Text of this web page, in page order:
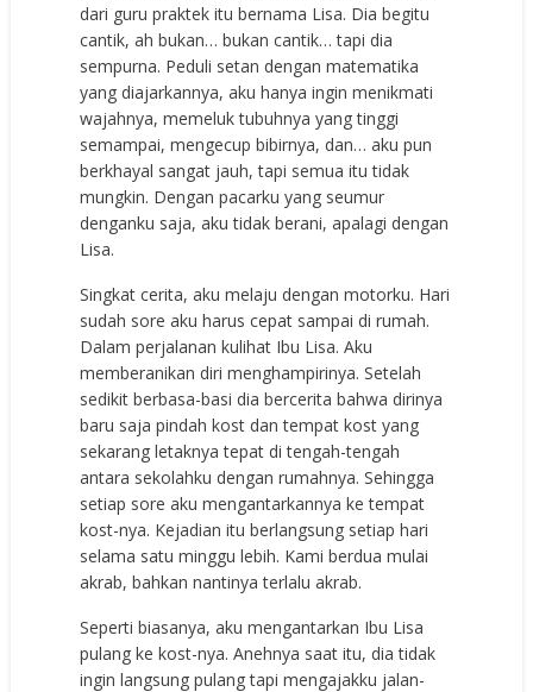
dari guru praktek itu bernama Lisa. Dia begitu
cantik, ah bukan… bukan cantik… tapi dia
sempurna. Peduli setan dengan matematika
yang diajarkannya, aku hanya ingin menikmati
wajahnya, memeluk tubuhnya yang tinggi
semampai, mengecup bibirnya, dan… aku pun
berkhayal sangat jauh, tapi semua itu tidak
mungkin. Dengan pacarku yang seumur
denganku saja, aku tidak berani, apalagi dengan
Lisa.
Singkat cerita, aku melaju dengan motorku. Hari
sudah sore aku harus cepat sampai di rumah.
Dalam perjalanan kulihat Ibu Lisa. Aku
memberanikan diri menghampirinya. Setelah
sedikit berbasa-basi dia bercerita bahwa dirinya
baru saja pindah kost dan tempat kost yang
sekarang letaknya tepat di tengah-tengah
antara sekolahku dengan rumahnya. Sehingga
setiap sore aku mengantarkannya ke tempat
kost-nya. Kejadian itu berlangsung setiap hari
selama satu minggu lebih. Kami berdua mulai
akrab, bahkan nantinya terlalu akrab.
Seperti biasanya, aku mengantarkan Ibu Lisa
pulang ke kost-nya. Anehnya saat itu, dia tidak
ingin langsung pulang tapi mengajakku jalan-